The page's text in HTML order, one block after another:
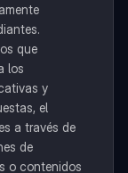
que
los
y
el
a través de
de
o contenidos